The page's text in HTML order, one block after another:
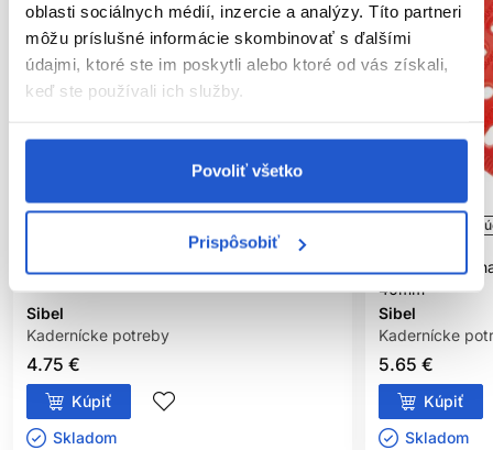
oblasti sociálnych médií, inzercie a analýzy. Títo partneri
môžu príslušné informácie skombinovať s ďalšími
údajmi, ktoré ste im poskytli alebo ktoré od vás získali,
keď ste používali ich služby.
Povoliť všetko
Prispôsobiť
12ks natáčky na trvalú, priemer 19mm
Sibel
Kadernícke potreby
4.75 €
Kúpiť
Skladom ㅤ
Oficiálna
10ks natáčky
40mm
Sibel
Kadernícke
5.65 €
Kúpiť
Skladom ㅤ